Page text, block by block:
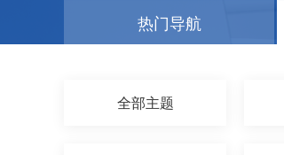
热门导航
全部主题